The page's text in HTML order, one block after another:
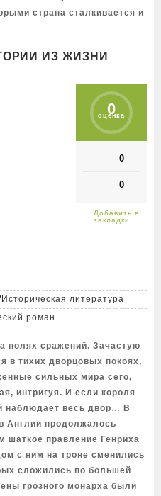
страна сталкивается и
ИЗ ЖИЗНИ
0
оценка
0
0
Историческая литература
роман
полях сражений. Зачастую
в тихих дворцовых покоях,
сильных мира сего,
интригуя. И если короля
наблюдает весь двор… В
Англии продолжалось
шаткое правление Генриха
с ним на троне сменились
сложились по большей
грозного монарха были